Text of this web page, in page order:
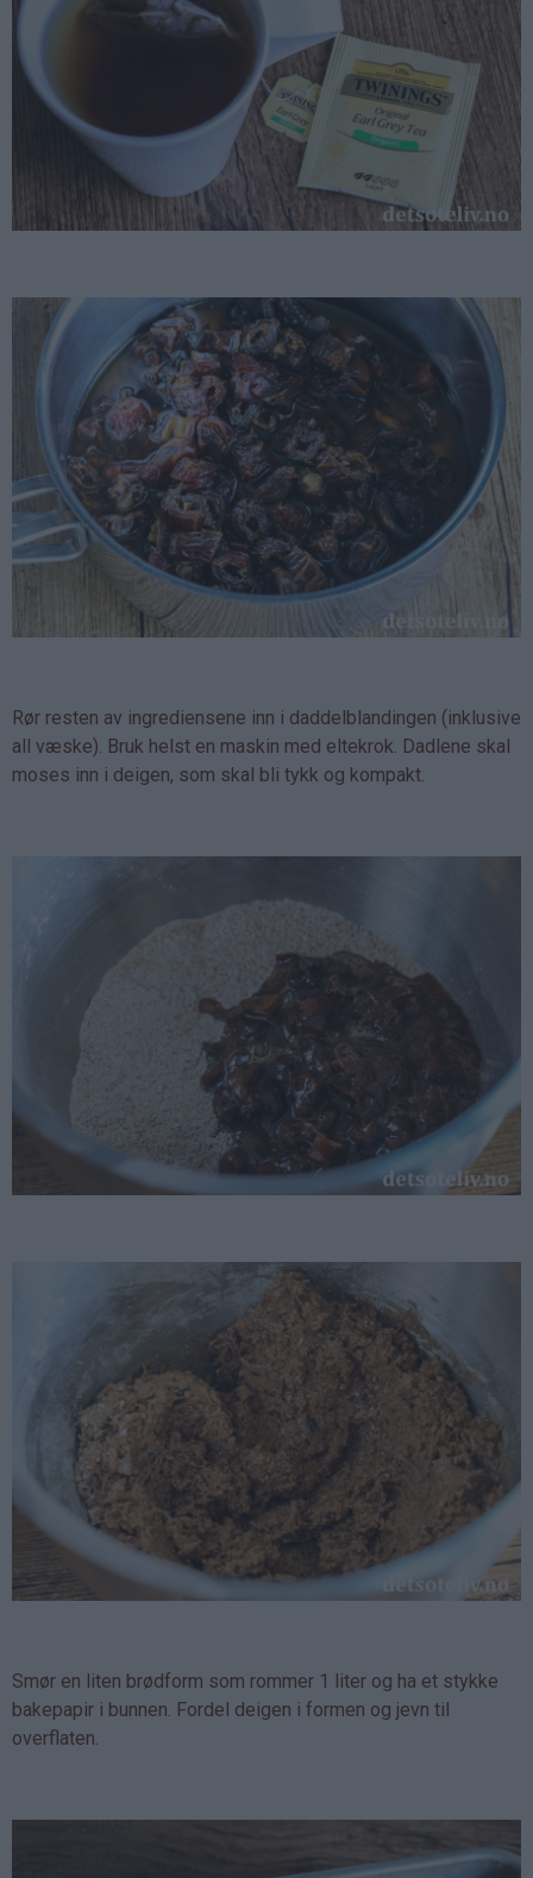
Rør resten av ingrediensene inn i daddelblandingen (inklusive
all væske). Bruk helst en maskin med eltekrok. Dadlene skal
moses inn i deigen, som skal bli tykk og kompakt.
Smør en liten brødform som rommer 1 liter og ha et stykke
bakepapir i bunnen. Fordel deigen i formen og jevn til
overflaten.